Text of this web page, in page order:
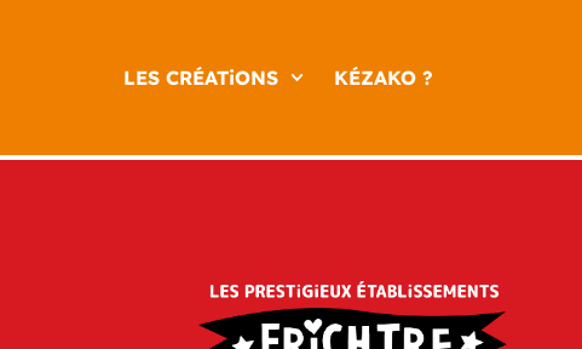
LES CRÉATiONS KÉZAKO ?